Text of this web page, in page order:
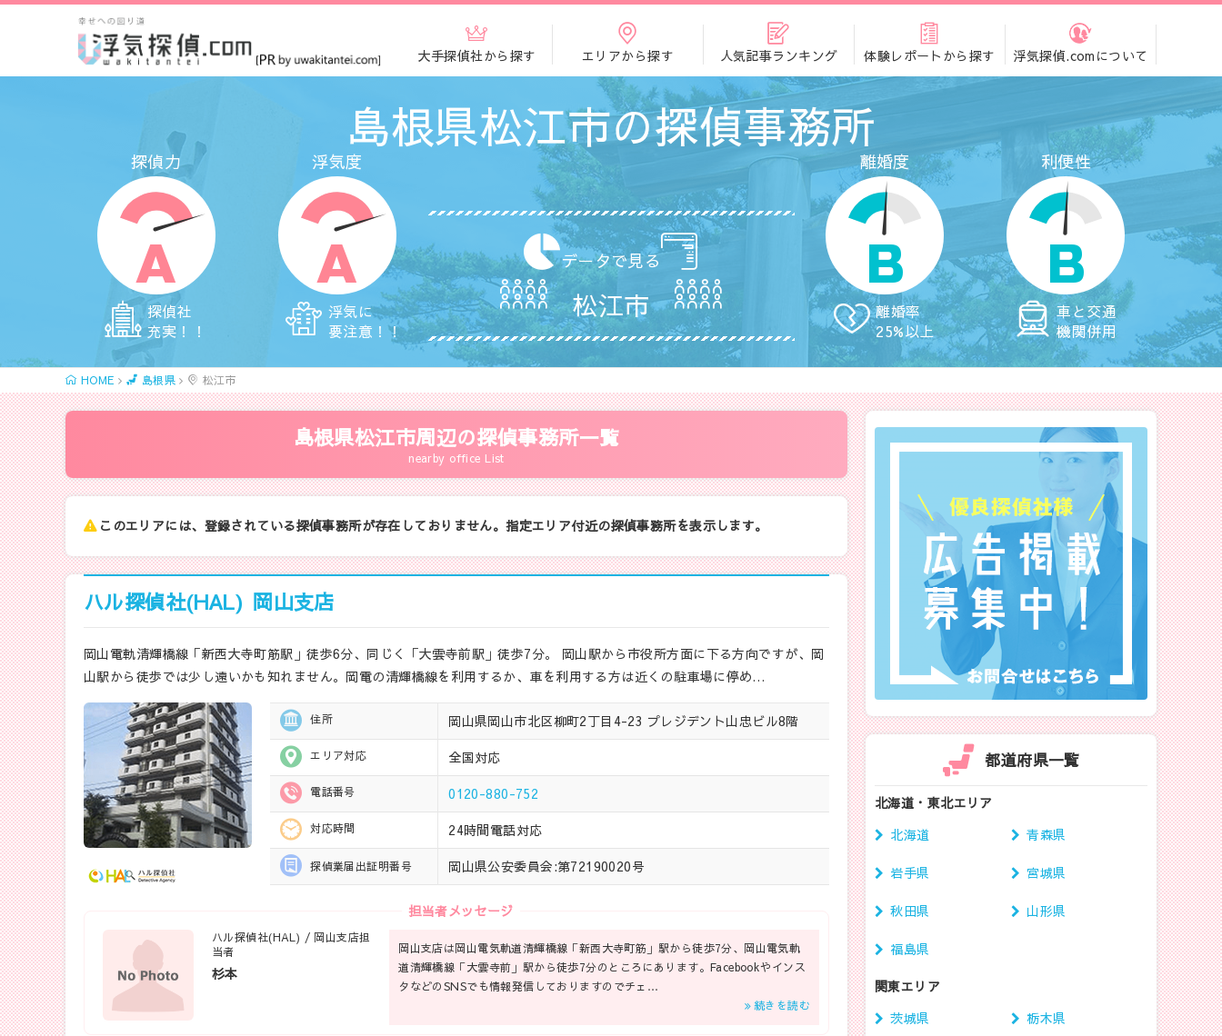
大手探偵社から探す エリアから探す 人気記事ランキング 体験レポートから探す 浮気探偵.comについて
島根県松江市の探偵事務所
探偵力
A
探偵社
充実！！
浮気度
A
浮気に
要注意！！
データで見る
松江市
離婚度
B
離婚率
25%以上
利便性
B
車と交通
機関併用
HOME 島根県 松江市
島根県松江市周辺の探偵事務所一覧
nearby office List
このエリアには、登録されている探偵事務所が存在しておりません。指定エリア付近の探偵事務所を表示します。
ハル探偵社(HAL) 岡山支店
岡山電軌清輝橋線「新西大寺町筋駅」徒歩6分、同じく「大雲寺前駅」徒歩7分。 岡山駅から市役所方面に下る方向ですが、岡
山駅から徒歩では少し遠いかも知れません。岡電の清輝橋線を利用するか、車を利用する方は近くの駐車場に停め…
住所 岡山県岡山市北区柳町2丁目4-23 プレジデント山忠ビル8階
エリア対応 全国対応
電話番号 0120-880-752
対応時間 24時間電話対応
探偵業届出証明番号 岡山県公安委員会:第72190020号
担当者メッセージ
ハル探偵社(HAL) / 岡山支店担
当者
杉本
岡山支店は岡山電気軌道清輝橋線「新西大寺町筋」駅から徒歩7分、岡山電気軌
道清輝橋線「大雲寺前」駅から徒歩7分のところにあります。Facebookやインス
タなどのSNSでも情報発信しておりますのでチェ…
続きを読む
都道府県一覧
北海道・東北エリア
北海道
青森県
岩手県 宮城県
秋田県 山形県
福島県
関東エリア
茨城県
栃木県